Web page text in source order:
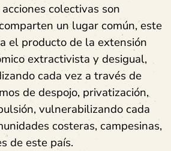
colectivas son
un lugar común, este
el producto de la extensión
extractivista y desigual,
cada vez a través de
de despojo, privatización,
vulnerabilizando cada
costeras, campesinas,
de este país.